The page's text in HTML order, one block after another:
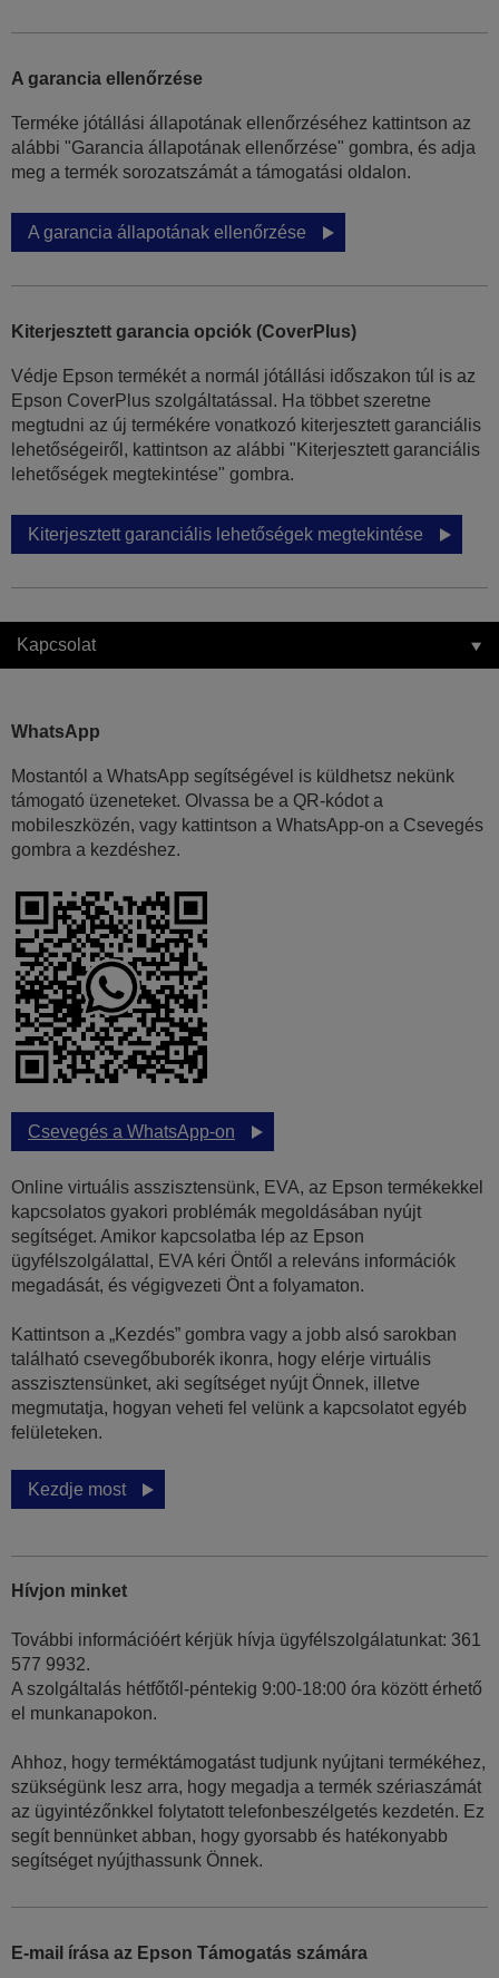
A garancia ellenőrzése
Terméke jótállási állapotának ellenőrzéséhez kattintson az
alábbi "Garancia állapotának ellenőrzése" gombra, és adja
meg a termék sorozatszámát a támogatási oldalon.
A garancia állapotának ellenőrzése
Kiterjesztett garancia opciók (CoverPlus)
Védje Epson termékét a normál jótállási időszakon túl is az
Epson CoverPlus szolgáltatással. Ha többet szeretne
megtudni az új termékére vonatkozó kiterjesztett garanciális
lehetőségeiről, kattintson az alábbi "Kiterjesztett garanciális
lehetőségek megtekintése" gombra.
Kiterjesztett garanciális lehetőségek megtekintése
Kapcsolat
WhatsApp
Mostantól a WhatsApp segítségével is küldhetsz nekünk
támogató üzeneteket. Olvassa be a QR-kódot a
mobileszközén, vagy kattintson a WhatsApp-on a Csevegés
gombra a kezdéshez.
Csevegés a WhatsApp-on
Online virtuális asszisztensünk, EVA, az Epson termékekkel
kapcsolatos gyakori problémák megoldásában nyújt
segítséget. Amikor kapcsolatba lép az Epson
ügyfélszolgálattal, EVA kéri Öntől a releváns információk
megadását, és végigvezeti Önt a folyamaton.
Kattintson a „Kezdés” gombra vagy a jobb alsó sarokban
található csevegőbuborék ikonra, hogy elérje virtuális
asszisztensünket, aki segítséget nyújt Önnek, illetve
megmutatja, hogyan veheti fel velünk a kapcsolatot egyéb
felületeken.
Kezdje most
Hívjon minket
További információért kérjük hívja ügyfélszolgálatunkat: 361
577 9932.
A szolgáltalás hétfőtől-péntekig 9:00-18:00 óra között érhető
el munkanapokon.
Ahhoz, hogy terméktámogatást tudjunk nyújtani termékéhez,
szükségünk lesz arra, hogy megadja a termék szériaszámát
az ügyintézőnkkel folytatott telefonbeszélgetés kezdetén. Ez
segít bennünket abban, hogy gyorsabb és hatékonyabb
segítséget nyújthassunk Önnek.
E-mail írása az Epson Támogatás számára